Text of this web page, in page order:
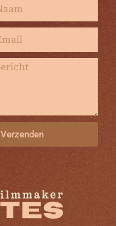
Verzenden